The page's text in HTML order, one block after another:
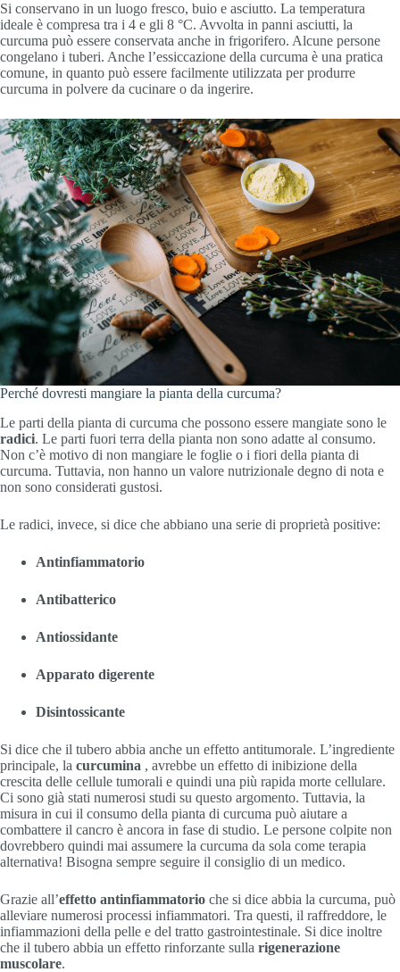
Si conservano in un luogo fresco, buio e asciutto. La temperatura
ideale è compresa tra i 4 e gli 8 °C. Avvolta in panni asciutti, la
curcuma può essere conservata anche in frigorifero. Alcune persone
congelano i tuberi. Anche l’essiccazione della curcuma è una pratica
comune, in quanto può essere facilmente utilizzata per produrre
curcuma in polvere da cucinare o da ingerire.
Perché dovresti mangiare la pianta della curcuma?
Le parti della pianta di curcuma che possono essere mangiate sono le
radici. Le parti fuori terra della pianta non sono adatte al consumo.
Non c’è motivo di non mangiare le foglie o i fiori della pianta di
curcuma. Tuttavia, non hanno un valore nutrizionale degno di nota e
non sono considerati gustosi.
Le radici, invece, si dice che abbiano una serie di proprietà positive:
Antinfiammatorio
Antibatterico
Antiossidante
Apparato digerente
Disintossicante
Si dice che il tubero abbia anche un effetto antitumorale. L’ingrediente
principale, la curcumina , avrebbe un effetto di inibizione della
crescita delle cellule tumorali e quindi una più rapida morte cellulare.
Ci sono già stati numerosi studi su questo argomento. Tuttavia, la
misura in cui il consumo della pianta di curcuma può aiutare a
combattere il cancro è ancora in fase di studio. Le persone colpite non
dovrebbero quindi mai assumere la curcuma da sola come terapia
alternativa! Bisogna sempre seguire il consiglio di un medico.
Grazie all’effetto antinfiammatorio che si dice abbia la curcuma, può
alleviare numerosi processi infiammatori. Tra questi, il raffreddore, le
infiammazioni della pelle e del tratto gastrointestinale. Si dice inoltre
che il tubero abbia un effetto rinforzante sulla rigenerazione
muscolare.